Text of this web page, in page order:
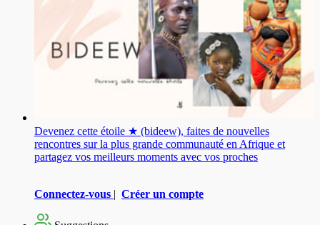
Devenez cette étoile ★ (bideew), faites de nouvelles
rencontres sur la plus grande communauté en Afrique et
partagez vos meilleurs moments avec vos proches
Connectez-vous | Créer un compte